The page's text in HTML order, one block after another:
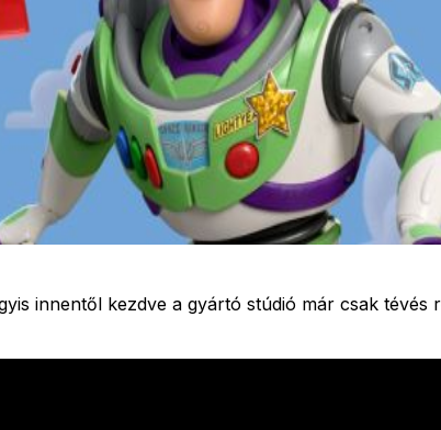
innentől kezdve a gyártó stúdió már csak